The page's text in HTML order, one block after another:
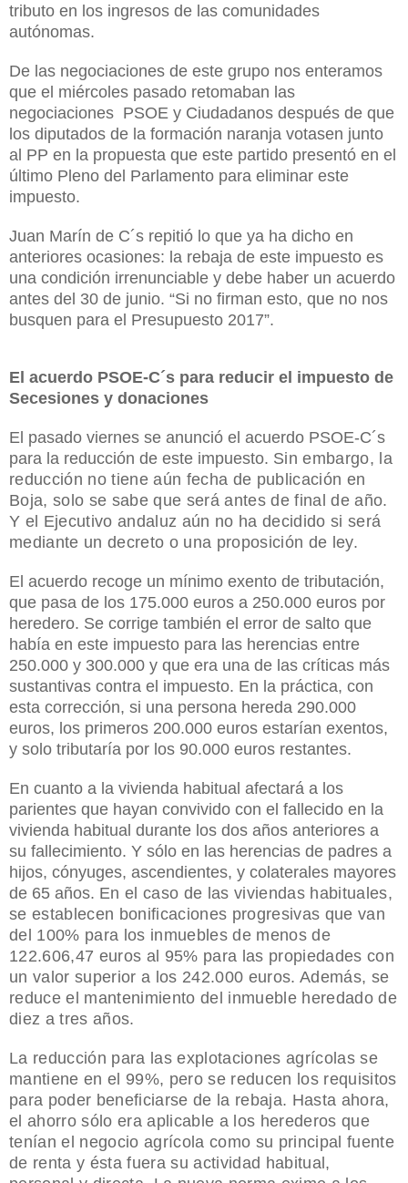
tributo en los ingresos de las comunidades
autónomas.
De las negociaciones de este grupo nos enteramos
que el miércoles pasado retomaban las
negociaciones PSOE y Ciudadanos después de que
los diputados de la formación naranja votasen junto
al PP en la propuesta que este partido presentó en el
último Pleno del Parlamento para eliminar este
impuesto.
Juan Marín de C´s repitió lo que ya ha dicho en
anteriores ocasiones: la rebaja de este impuesto es
una condición irrenunciable y debe haber un acuerdo
antes del 30 de junio. “Si no firman esto, que no nos
busquen para el Presupuesto 2017”.
El acuerdo PSOE-C´s para reducir el impuesto de
Secesiones y donaciones
El pasado viernes se anunció el acuerdo PSOE-C´s
para la reducción de este impuesto. Sin embargo, la
reducción no tiene aún fecha de publicación en
Boja, solo se sabe que será antes de final de año.
Y el Ejecutivo andaluz aún no ha decidido si será
mediante un decreto o una proposición de ley.
El acuerdo recoge un mínimo exento de tributación,
que pasa de los 175.000 euros a 250.000 euros por
heredero. Se corrige también el error de salto que
había en este impuesto para las herencias entre
250.000 y 300.000 y que era una de las críticas más
sustantivas contra el impuesto. En la práctica, con
esta corrección, si una persona hereda 290.000
euros, los primeros 200.000 euros estarían exentos,
y solo tributaría por los 90.000 euros restantes.
En cuanto a la vivienda habitual afectará a los
parientes que hayan convivido con el fallecido en la
vivienda habitual durante los dos años anteriores a
su fallecimiento. Y sólo en las herencias de padres a
hijos, cónyuges, ascendientes, y colaterales mayores
de 65 años. En el caso de las viviendas habituales,
se establecen bonificaciones progresivas que van
del 100% para los inmuebles de menos de
122.606,47 euros al 95% para las propiedades con
un valor superior a los 242.000 euros. Además, se
reduce el mantenimiento del inmueble heredado de
diez a tres años.
La reducción para las explotaciones agrícolas se
mantiene en el 99%, pero se reducen los requisitos
para poder beneficiarse de la rebaja. Hasta ahora,
el ahorro sólo era aplicable a los herederos que
tenían el negocio agrícola como su principal fuente
de renta y ésta fuera su actividad habitual,